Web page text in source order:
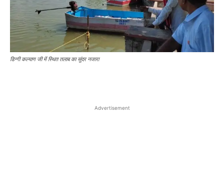
डिग्गी कल्याण जी में स्थित तलाब का सुंदर नजारा
Advertisement